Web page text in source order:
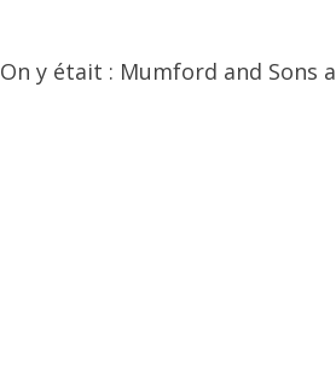
On y était : Mumford and Sons